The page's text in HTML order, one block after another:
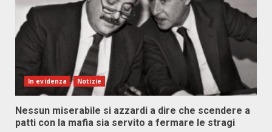
In evidenza Notizie
Nessun miserabile si azzardi a dire che scendere a
patti con la mafia sia servito a fermare le stragi